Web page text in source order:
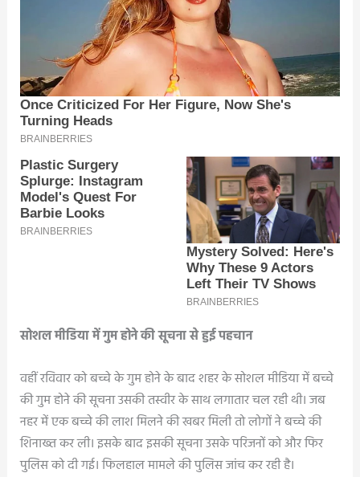
सोशल मीडिया में गुम होने की सूचना से हुई पहचान
वहीं रविवार को बच्चे के गुम होने के बाद शहर के सोशल मीडिया में बच्चे
की गुम होने की सूचना उसकी तस्वीर के साथ लगातार चल रही थी। जब
नहर में एक बच्चे की लाश मिलने की खबर मिली तो लोगों ने बच्चे की
शिनाख्त कर ली। इसके बाद इसकी सूचना उसके परिजनों को और फिर
पुलिस को दी गई। फिलहाल मामले की पुलिस जांच कर रही है।